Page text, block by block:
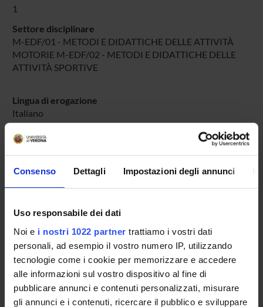
Consenso Dettagli Impostazioni degli annunci
Uso responsabile dei dati
Noi e i nostri 1022 partner trattiamo i vostri dati
personali, ad esempio il vostro numero IP, utilizzando
tecnologie come i cookie per memorizzare e accedere
alle informazioni sul vostro dispositivo al fine di
pubblicare annunci e contenuti personalizzati, misurare
gli annunci e i contenuti, ricercare il pubblico e sviluppare
1
Settore disciplinare
M-EDF/01 - METODI E DIDATTICHE DELLE ATTIVITÀ
MOTORIE M-EDF/02 - METODI E DIDATTICHE DELLE
ATTIVITÀ SPORTIVE
Lingua di erogazione
Italiano
Periodo
DIDATTICA SOSTEGNO
dal 25-ott-2025 al 30-giu-2025.
Avvisi relativi al corso
Vai all'orario delle lezioni